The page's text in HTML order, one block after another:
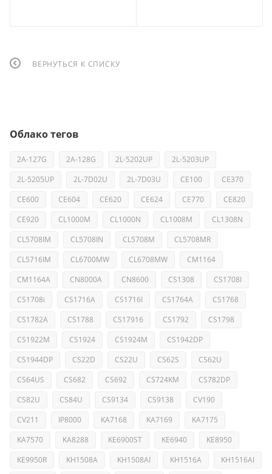
ВЕРНУТЬСЯ К СПИСКУ
Облако тегов
2A-127G 2A-128G 2L-5202UP
2L-5203UP
2L-5205UP
2L-7D02U 2L-7D03U CE100
CE370
CE600
CE604 CE620 CE624 CE770
CE820
CE920
CL1000M CL1000N CL1008M
CL1308N
CL5708IM
CL5708IN CL5708M
CL5708MR
CL5716IM
CL6700MW CL6708MW
CM1164
CM1164A
CN8000A CN8600 CS1308
CS1708I
CS1708i
CS1716A CS1716I CS1764A
CS1768
CS1782A
CS1788 CS17916 CS1792
CS1798
CS1922M
CS1924 CS1924M
CS1942DP
CS1944DP
CS22D CS22U CS62S
CS62U
CS64US
CS682 CS692 CS724KM
CS782DP
CS82U
CS84U CS9134 CS9138
CV190
CV211
IP8000 KA7168 KA7169
KA7175
KA7570
KA8288 KE6900ST KE6940
KE8950
KE9950R
KH1508A KH1508AI KH1516A
KH1516AI